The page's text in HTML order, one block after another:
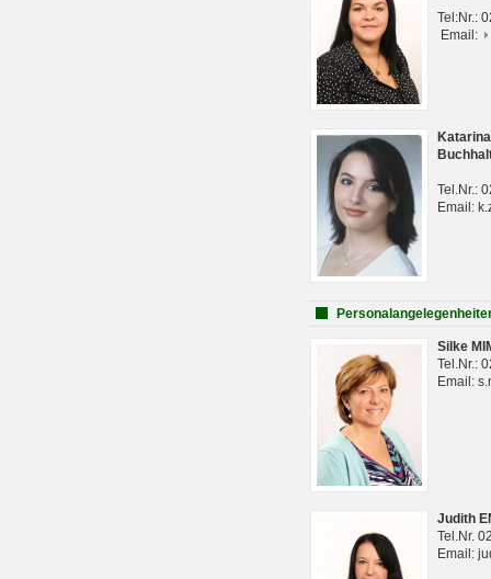
Tel:Nr.:
Email:
Tel.Nr.:
Email:
Silke
Tel.Nr.:
Email:
Judith
Tel.Nr.
Email: